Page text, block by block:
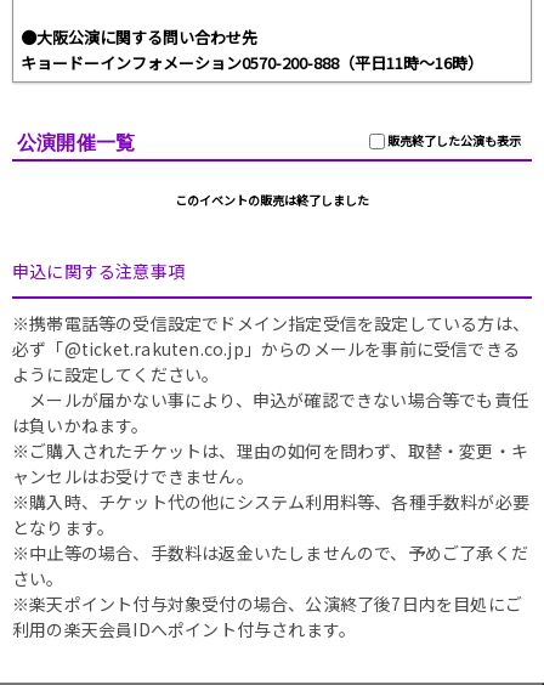
●大阪公演に関する問い合わせ先
キョードーインフォメーション0570-200-888（平日11時〜16時）
販売終了した公演も表示
公演開催一覧
このイベントの販売は終了しました
申込に関する注意事項
※携帯電話等の受信設定でドメイン指定受信を設定している方は、
必ず「@ticket.rakuten.co.jp」からのメールを事前に受信できる
ように設定してください。
メールが届かない事により、申込が確認できない場合等でも責任
は負いかねます。
※ご購入されたチケットは、理由の如何を問わず、取替・変更・キ
ャンセルはお受けできません。
※購入時、チケット代の他にシステム利用料等、各種手数料が必要
となります。
※中止等の場合、手数料は返金いたしませんので、予めご了承くだ
さい。
※楽天ポイント付与対象受付の場合、公演終了後7日内を目処にご
利用の楽天会員IDへポイント付与されます。